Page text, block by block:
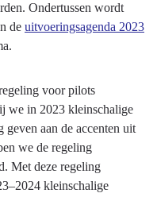
Ondertussen wordt
de uitvoeringsagenda 2023
voor pilots
we in 2023 kleinschalige
aan de accenten uit
we de regeling
Met deze regeling
kleinschalige